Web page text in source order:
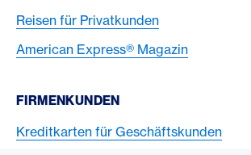
Reisen für Privatkunden
American Express® Magazin
FIRMENKUNDEN
Kreditkarten für Geschäftskunden